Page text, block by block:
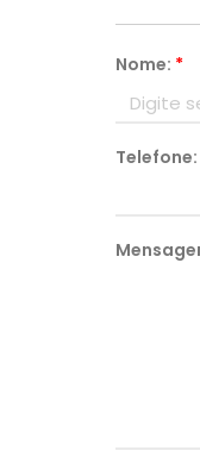
Nome: *
Telefone: